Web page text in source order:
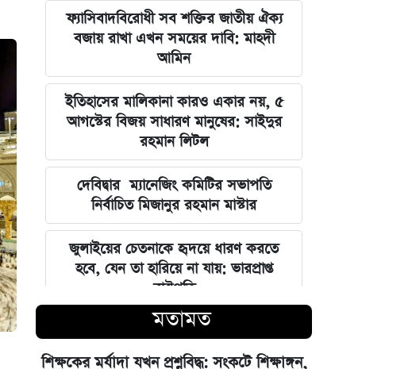
ফ্যাসিবাদবিরোধী সব শক্তির জাতীয় ঐক্য
বজায় রাখা এখন সময়ের দাবি: মাহদী
আমিন
ইতিহাসের মালিকানা কারও একার নয়, ৫
আগস্টের বিজয় সাধারণ মানুষের: সাইদুর
রহমান লিটল
দেবিদ্বার ম্যানেজিং কমিটির সভাপতি
নির্বাচিত মিজানুর রহমান মাস্টার
জুলাইয়ের চেতনাকে হৃদয়ে ধারণ করতে
হবে, যেন তা হারিয়ে না যায়: ভারপ্রাপ্ত
রাষ্ট্রপতি
ভারত সরকারের আলটিমেটামের মুখে
নতিস্বীকার, ভুল স্বীকার করল মেটা
মতামত
শিক্ষকের মর্যাদা যখন প্রশ্নবিদ্ধ: সংকটে শিক্ষাঙ্গন,